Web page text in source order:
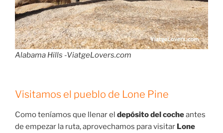
Alabama Hills -ViatgeLovers.com
Visitamos el pueblo de Lone Pine
Como teníamos que llenar el depósito del cocheantes
de empezar la ruta, aprovechamos para visitar Lone